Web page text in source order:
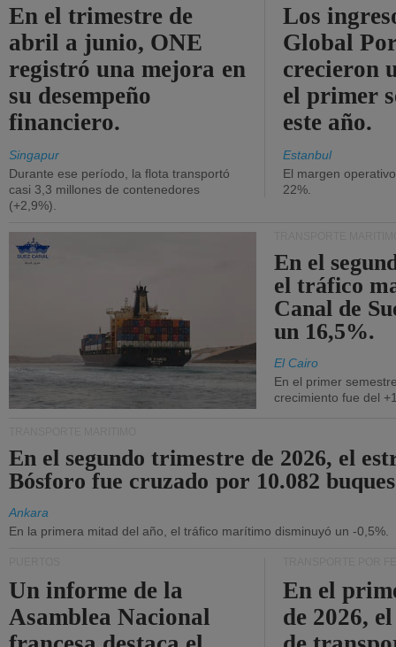
En el trimestre de
abril a junio, ONE
registró una mejora en
su desempeño
financiero.
Singapur
Durante ese período, la flota transportó
casi 3,3 millones de contenedores
(+2,9%).
Los
Global
crecieron
el primer
este año.
Estanbul
El margen
22%.
En el
el tráfico
Canal de
un 16,5%.
El Cairo
En el primer
crecimiento fue del
En el segundo trimestre de 2026, el
Bósforo fue cruzado por 10.082
Ankara
En la primera mitad del año, el tráfico marítimo disminuyó un -0,5%.
Un informe de la
Asamblea Nacional
En el
de 2026,